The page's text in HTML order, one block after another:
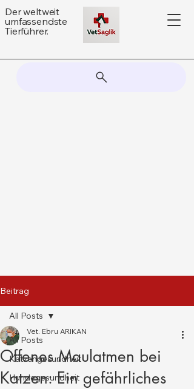
Der weltweit
umfassendste
Tierführer.
Beitrag
All Posts
Katzengesundheit
Hundegesundheit
All Posts
Offenes Maulatmen bei
Katzen: Ein gefährliches
Vet. Ebru ARIKAN